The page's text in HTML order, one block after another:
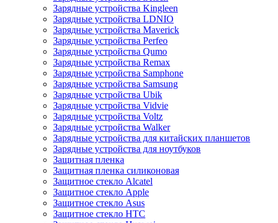
Зарядные устройства Kingleen
Зарядные устройства LDNIO
Зарядные устройства Maverick
Зарядные устройства Perfeo
Зарядные устройства Qumo
Зарядные устройства Remax
Зарядные устройства Samphone
Зарядные устройства Samsung
Зарядные устройства Ubik
Зарядные устройства Vidvie
Зарядные устройства Voltz
Зарядные устройства Walker
Зарядные устройства для китайских планшетов
Зарядные устройства для ноутбуков
Защитная пленка
Защитная пленка силиконовая
Защитное стекло Alcatel
Защитное стекло Apple
Защитное стекло Asus
Защитное стекло HTC